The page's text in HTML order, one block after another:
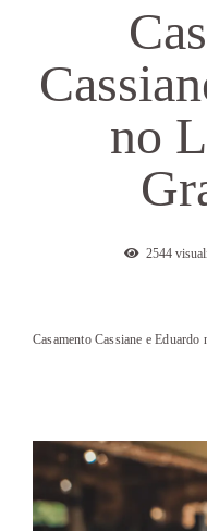
no
2544
Casamento Cassiane e Eduardo